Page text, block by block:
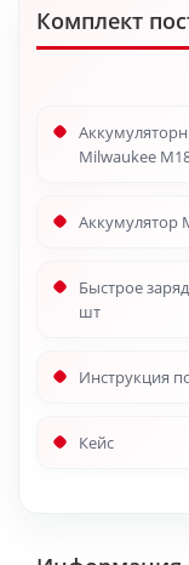
Комплект
Milwaukee
Аккумулятор
Быстрое
шт
Инструкция
Кейс